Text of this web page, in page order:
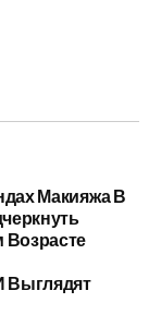
Макияжа В
Выглядят